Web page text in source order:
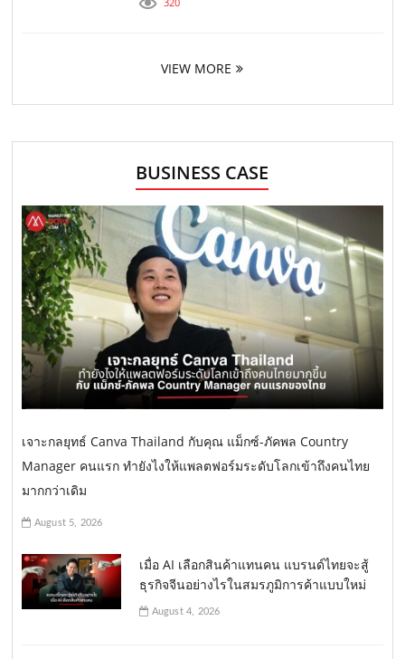
VIEW MORE
BUSINESS CASE
เจาะกลยุทธ์ Canva Thailand กับคุณ แม็กซ์-ภัคพล Country
Manager คนแรก ทำยังไงให้แพลตฟอร์มระดับโลกเข้าถึงคนไทย
มากกว่าเดิม
August 5, 2026
เมื่อ AI เลือกสินค้าแทนคน แบรนด์ไทยจะสู้
ธุรกิจจีนอย่างไรในสมรภูมิการค้าแบบใหม่
August 4, 2026